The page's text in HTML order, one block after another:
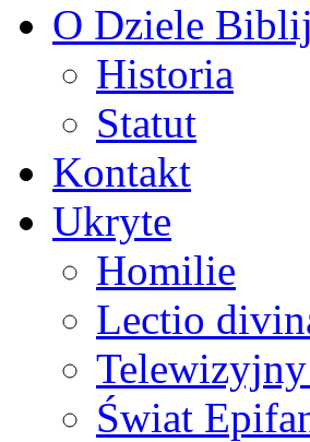
O Dziele
Historia
Statut
Kontakt
Ukryte
Homilie
Lectio
Świat